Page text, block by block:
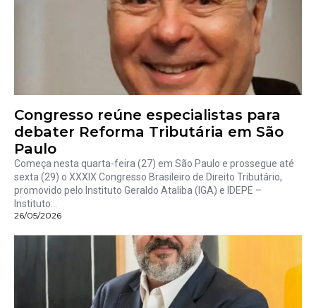
Congresso reúne especialistas para
debater Reforma Tributária em São
Paulo
Começa nesta quarta-feira (27) em São Paulo e prossegue até
sexta (29) o XXXIX Congresso Brasileiro de Direito Tributário,
promovido pelo Instituto Geraldo Ataliba (IGA) e IDEPE –
Instituto...
26/05/2026